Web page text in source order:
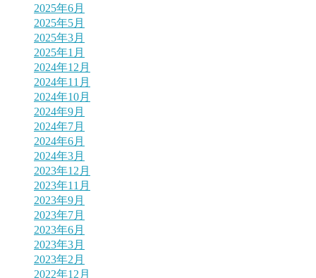
2025年6月
2025年5月
2025年3月
2025年1月
2024年12月
2024年11月
2024年10月
2024年9月
2024年7月
2024年6月
2024年3月
2023年12月
2023年11月
2023年9月
2023年7月
2023年6月
2023年3月
2023年2月
2022年12月